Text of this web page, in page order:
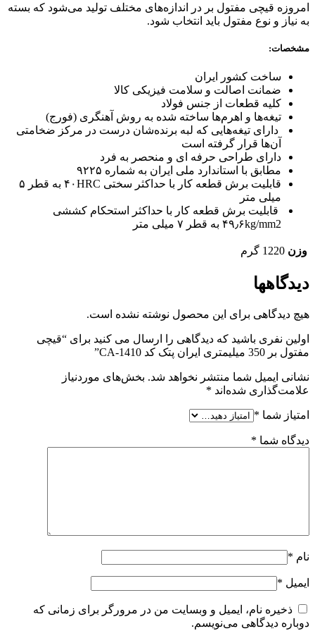
امروزه قیچی مفتول بر در اندازه‌های مختلف تولید می‌شود که بسته
به نیاز و نوع مفتول باید انتخاب شود.
مشخصات:
ساخت کشور ایران
ضمانت اصالت و سلامت فیزیکی کالا
کلیه قطعات از جنس فولاد
تیغه‌ها و اهرم‌ها ساخته شده به روش آهنگری (فورج)
دارای تیغه‌هایی که لبه برنده‌شان درست در مرکز ضخامتی
آن‌ها قرار گرفته است
دارای طراحی حرفه ای و منحصر به فرد
مطابق با استاندارد ملی ایران به شماره ۹۲۲۵
قابلیت برش قطعه کار با حداکثر سختی ۴۰HRC به قطر ۵
میلی متر
قابلیت برش قطعه کار با حداکثر استحکام کششی
۴۹٫۶kg/mm2 به قطر ۷ میلی متر
وزن 1220 گرم
دیدگاهها
هیچ دیدگاهی برای این محصول نوشته نشده است.
اولین نفری باشید که دیدگاهی را ارسال می کنید برای “قیچی
مفتول بر 350 میلیمتری ایران پتک کد CA-1410”
نشانی ایمیل شما منتشر نخواهد شد. بخش‌های موردنیاز
علامت‌گذاری شده‌اند *
امتیاز شما *
دیدگاه شما *
نام *
ایمیل *
ذخیره نام، ایمیل و وبسایت من در مرورگر برای زمانی که
دوباره دیدگاهی می‌نویسم.